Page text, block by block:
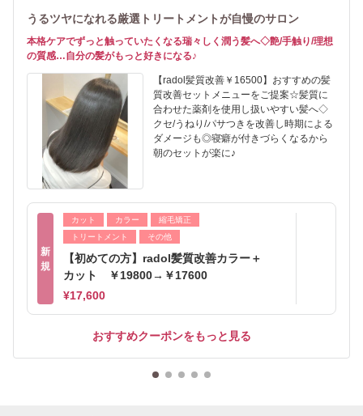
うるツヤになれる厳選トリートメントが自慢のサロン
本格ケアでずっと触っていたくなる瑞々しく潤う髪へ◇艶/手触り/理想
の質感…自分の髪がもっと好きになる♪
【radol髪質改善￥16500】おすすめの髪
質改善セットメニューをご提案☆髪質に
合わせた薬剤を使用し扱いやすい髪へ◇
クセ/うねり/パサつきを改善し時期による
ダメージも◎寝癖が付きづらくなるから
朝のセットが楽に♪
新
規
カット カラー
縮毛矯正
トリートメント
その他
【初めての方】radol髪質改善カラー＋
カット ￥19800→￥17600
¥17,600
おすすめクーポンをもっと見る